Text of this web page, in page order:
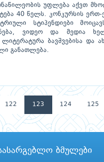
უფლება აქვთ
40 წელს. კონკურსის
სტიპენდიები
ვიდეო და მედია
ბავშვებისა და
განათლება.
122 123 124 125
ბმულები